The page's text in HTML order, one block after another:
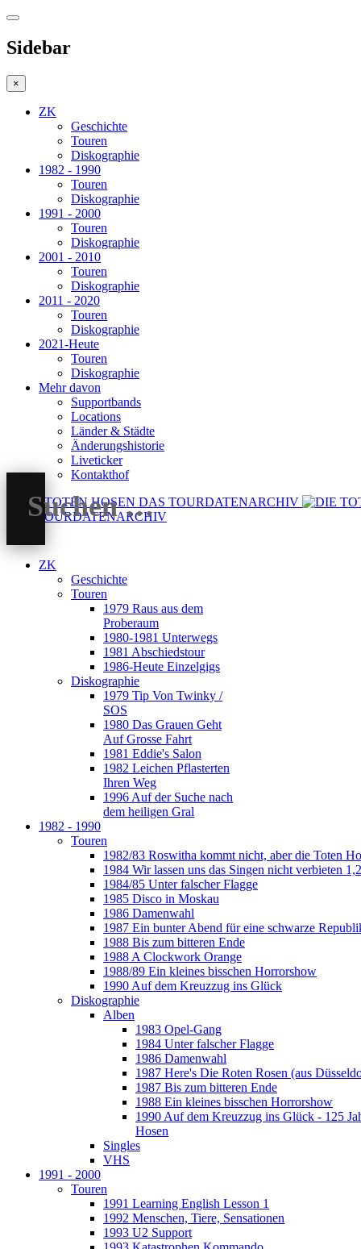
Sidebar
×
ZK
Geschichte
Touren
Diskographie
1982 - 1990
Touren
Diskographie
1991 - 2000
Touren
Diskographie
2001 - 2010
Touren
Diskographie
2011 - 2020
Touren
Diskographie
2021-Heute
Touren
Diskographie
Mehr davon
Supportbands
Locations
Länder & Städte
Änderungshistorie
Liveticker
Kontakthof
DAS TOURDATENARCHIV
ZK
Geschichte
Touren
1979 Raus aus dem
Proberaum
1980-1981 Unterwegs
1981 Abschiedstour
1986-Heute Einzelgigs
Diskographie
1979 Tip Von Twinky /
SOS
1980 Das Grauen Geht
Auf Grosse Fahrt
1981 Eddie's Salon
1982 Leichen Pflasterten
Ihren Weg
1996 Auf der Suche nach
dem heiligen Gral
1982 - 1990
Touren
1982/83 Roswitha kommt nicht, aber die Toten
1984 Wir lassen uns das Singen nicht verbieten
1984/85 Unter falscher Flagge
1985 Disco in Moskau
1986 Damenwahl
1987 Ein bunter Abend für eine schwarze
1988 Bis zum bitteren Ende
1988 A Clockwork Orange
1988/89 Ein kleines bisschen Horrorshow
1990 Auf dem Kreuzzug ins Glück
Diskographie
Alben
1983 Opel-Gang
1984 Unter falscher Flagge
1986 Damenwahl
1987 Here's Die Roten Rosen (aus
1987 Bis zum bitteren Ende
1988 Ein kleines bisschen Horrorshow
1990 Auf dem Kreuzzug ins Glück - 125
Hosen
Singles
VHS
1991 - 2000
Touren
1991 Learning English Lesson 1
1992 Menschen, Tiere, Sensationen
1993 U2 Support